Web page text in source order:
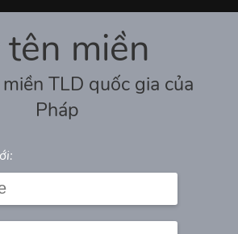
tên miền
TLD quốc gia của
Pháp